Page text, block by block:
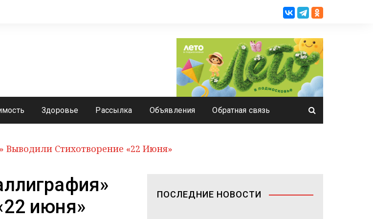
Здоровье Рассылка Объявления Обратная связь
Стихотворение «22 Июня»
июня»
ПОСЛЕДНИЕ НОВОСТИ